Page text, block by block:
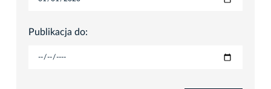
Publikacja do: